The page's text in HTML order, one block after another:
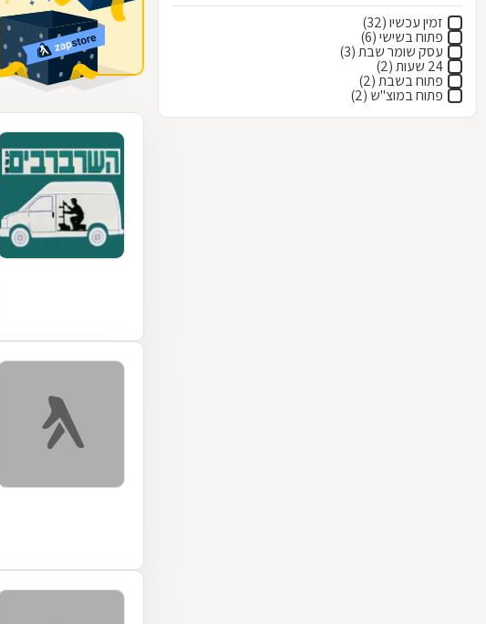
זמין עכשיו (32)
פתוח בשישי (6)
עסק שומר שבת (3)
24 שעות (2)
פתוח בשבת (2)
פתוח במוצ"ש (2)